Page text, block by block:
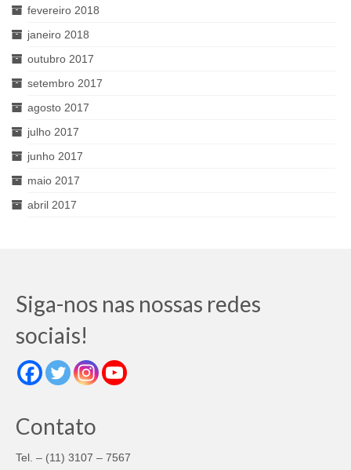
fevereiro 2018
janeiro 2018
outubro 2017
setembro 2017
agosto 2017
julho 2017
junho 2017
maio 2017
abril 2017
Siga-nos nas nossas redes
sociais!
Contato
Tel. – (11) 3107 – 7567